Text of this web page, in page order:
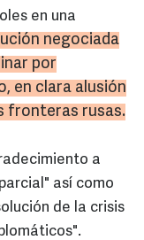
en una
negociada
por
en clara alusión
fronteras rusas.
a
así como
de la crisis